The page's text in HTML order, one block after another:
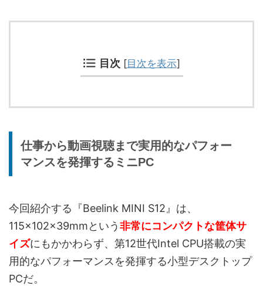
目次 [目次を表示]
仕事から動画視聴まで実用的なパフォー
マンスを発揮するミニPC
今回紹介する『Beelink MINI S12』は、
115×102×39mmという非常にコンパクトな筐体サ
イズにもかかわらず、第12世代Intel CPU搭載の実
用的なパフォーマンスを発揮する小型デスクトップ
PCだ。